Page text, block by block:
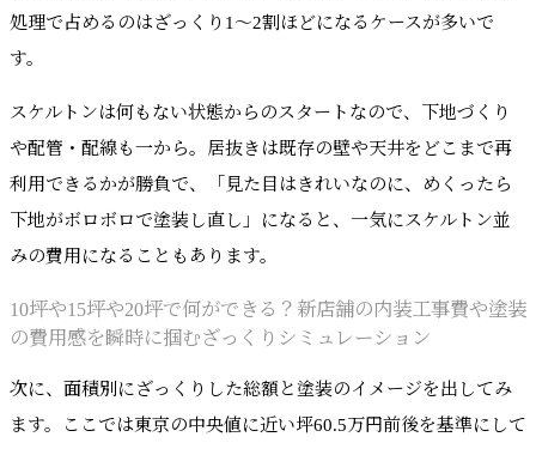
処理で占めるのはざっくり1〜2割ほどになるケースが多いで
す。
スケルトンは何もない状態からのスタートなので、下地づくり
や配管・配線も一から。居抜きは既存の壁や天井をどこまで再
利用できるかが勝負で、「見た目はきれいなのに、めくったら
下地がボロボロで塗装し直し」になると、一気にスケルトン並
みの費用になることもあります。
10坪や15坪や20坪で何ができる？新店舗の内装工事費や塗装
の費用感を瞬時に掴むざっくりシミュレーション
次に、面積別にざっくりした総額と塗装のイメージを出してみ
ます。ここでは東京の中央値に近い坪60.5万円前後を基準にして